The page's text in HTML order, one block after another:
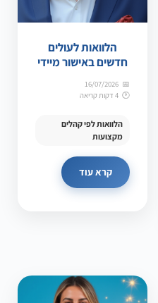
הלוואות לעולים
חדשים באישור מיידי
16/07/2026
4 דקות קריאה
הלוואות לפי קהלים
מקצועות
קרא עוד